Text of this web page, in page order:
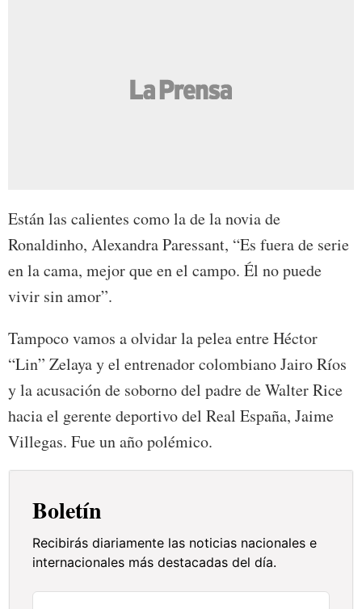
Están las calientes como la de la novia de
Ronaldinho, Alexandra Paressant, “Es fuera de serie
en la cama, mejor que en el campo. Él no puede
vivir sin amor”.
Tampoco vamos a olvidar la pelea entre Héctor
“Lin” Zelaya y el entrenador colombiano Jairo Ríos
y la acusación de soborno del padre de Walter Rice
hacia el gerente deportivo del Real España, Jaime
Villegas. Fue un año polémico.
Boletín
Recibirás diariamente las noticias nacionales e
internacionales más destacadas del día.